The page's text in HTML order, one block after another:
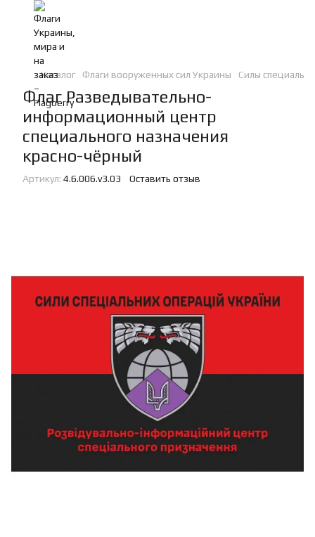
Каталог Флаги вооруженных сил Украины Силы
Флаг Разведывательно-
информационный центр
специального назначения
красно-чёрный
Артикул: 4.6.006.v3.03 Оставить отзыв